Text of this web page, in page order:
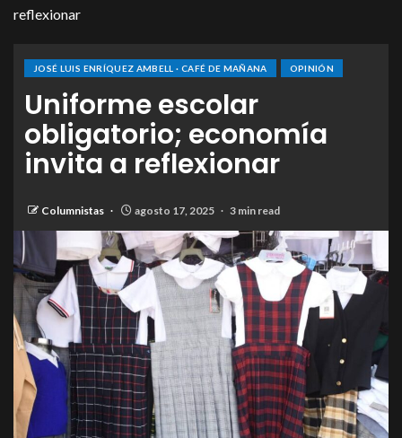
reflexionar
JOSÉ LUIS ENRÍQUEZ AMBELL · CAFÉ DE MAÑANA OPINIÓN
Uniforme escolar
obligatorio; economía
invita a reflexionar
Columnistas agosto 17, 2025 3 min read